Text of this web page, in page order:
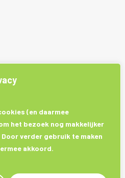
(en daarmee
het bezoek nog makkelijker
verder gebruik te maken
akkoord.